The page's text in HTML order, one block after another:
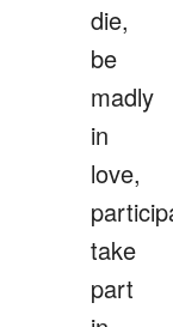
die,
be
madly
in
love,
take
part